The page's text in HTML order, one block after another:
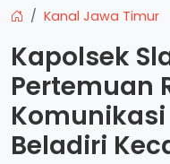
Kanal Jawa Timur
Kapolsek
Pertemuan
Beladiri